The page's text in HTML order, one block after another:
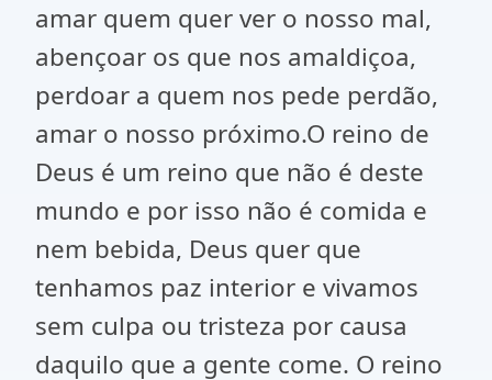
amar quem quer ver o nosso mal,
abençoar os que nos amaldiçoa,
perdoar a quem nos pede perdão,
amar o nosso próximo.O reino de
Deus é um reino que não é deste
mundo e por isso não é comida e
nem bebida, Deus quer que
tenhamos paz interior e vivamos
sem culpa ou tristeza por causa
daquilo que a gente come. O reino